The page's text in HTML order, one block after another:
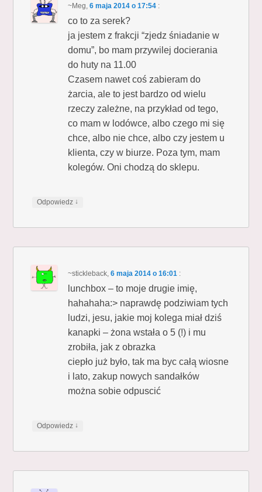
~Meg,6 maja 2014 o 17:54 :
co to za serek?
ja jestem z frakcji “zjedz śniadanie w
domu”, bo mam przywilej docierania
do huty na 11.00
Czasem nawet coś zabieram do
żarcia, ale to jest bardzo od wielu
rzeczy zależne, na przykład od tego,
co mam w lodówce, albo czego mi się
chce, albo nie chce, albo czy jestem u
klienta, czy w biurze. Poza tym, mam
kolegów. Oni chodzą do sklepu.
Odpowiedz ↓
~stickleback,6 maja 2014 o 16:01 :
lunchbox – to moje drugie imię,
hahahaha:> naprawdę podziwiam tych
ludzi, jesu, jakie moj kolega miał dziś
kanapki – żona wstała o 5 (!) i mu
zrobiła, jak z obrazka
ciepło już było, tak ma byc całą wiosne
i lato, zakup nowych sandałków
można sobie odpuscić
Odpowiedz ↓